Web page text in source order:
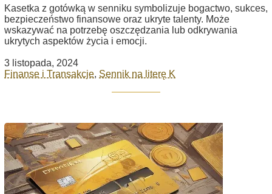
Kasetka z gotówką w senniku symbolizuje bogactwo, sukces,
bezpieczeństwo finansowe oraz ukryte talenty. Może
wskazywać na potrzebę oszczędzania lub odkrywania
ukrytych aspektów życia i emocji.
3 listopada, 2024
Finanse i Transakcje, Sennik na literę K